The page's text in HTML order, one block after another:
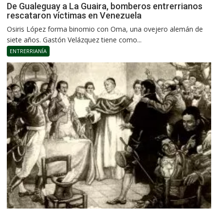
De Gualeguay a La Guaira, bomberos entrerrianos
rescataron víctimas en Venezuela
Osiris López forma binomio con Oma, una ovejero alemán de
siete años. Gastón Velázquez tiene como...
ENTRERRIANÍA